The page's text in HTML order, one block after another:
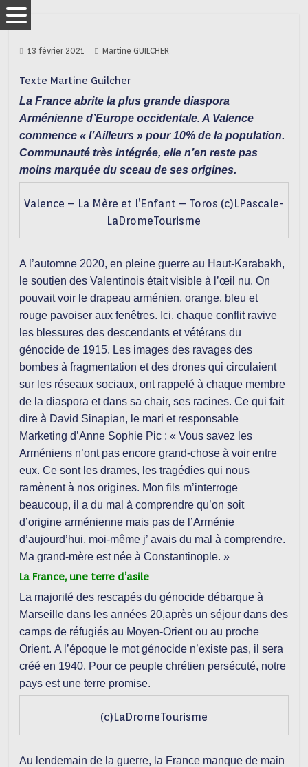
13 février 2021 Martine GUILCHER
Texte Martine Guilcher
La France abrite la plus grande diaspora
Arménienne d’Europe occidentale. A Valence
commence « l’Ailleurs » pour 10% de la population.
Communauté très intégrée, elle n’en reste pas
moins marquée du sceau de ses origines.
Valence – La Mère et l’Enfant – Toros (c)LPascale-
LaDromeTourisme
A l’automne 2020, en pleine guerre au Haut-Karabakh,
le soutien des Valentinois était visible à l’œil nu. On
pouvait voir le drapeau arménien, orange, bleu et
rouge pavoiser aux fenêtres. Ici, chaque conflit ravive
les blessures des descendants et vétérans du
génocide de 1915. Les images des ravages des
bombes à fragmentation et des drones qui circulaient
sur les réseaux sociaux, ont rappelé à chaque membre
de la diaspora et dans sa chair, ses racines. Ce qui fait
dire à David Sinapian, le mari et responsable
Marketing d’Anne Sophie Pic : «Vous savez les
Arméniens n’ont pas encore grand-chose à voir entre
eux. Ce sont les drames, les tragédies qui nous
ramènent à nos origines. Mon fils m’interroge
beaucoup, il a du mal à comprendre qu’on soit
d’origine arménienne mais pas de l’Arménie
d’aujourd’hui, moi-même j’ avais du mal à comprendre.
Ma grand-mère est née à Constantinople. »
La France, une terre d’asile
La majorité des rescapés du génocide débarque à
Marseille dans les années 20,après un séjour dans des
camps de réfugiés au Moyen-Orient ou au proche
Orient. A l’époque le mot génocide n’existe pas, il sera
créé en 1940. Pour ce peuple chrétien persécuté, notre
pays est une terre promise.
(c)LaDromeTourisme
Au lendemain de la guerre, la France manque de main